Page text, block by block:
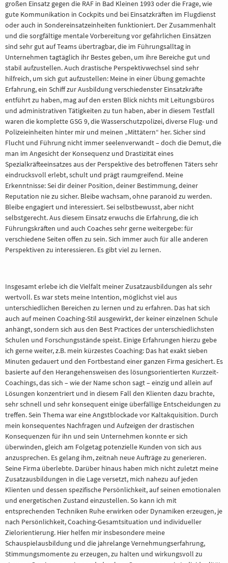
großen Einsatz gegen die RAF in Bad Kleinen 1993 oder die Frage, wie
gute Kommunikation in Cockpits und bei Einsatzkräften im Flugdienst
oder auch in Sondereinsatzeinheiten funktioniert. Der Zusammenhalt
und die sorgfältige mentale Vorbereitung vor gefährlichen Einsätzen
sind sehr gut auf Teams übertragbar, die im Führungsalltag in
Unternehmen tagtäglich ihr Bestes geben, um ihre Bereiche gut und
stabil aufzustellen. Auch drastische Perspektivwechsel sind sehr
hilfreich, um sich gut aufzustellen: Meine in einer Übung gemachte
Erfahrung, ein Schiff zur Ausbildung verschiedenster Einsatzkräfte
entführt zu haben, mag auf den ersten Blick nichts mit Leitungsbüros
und administrativen Tätigkeiten zu tun haben, aber in diesem Testfall
waren die komplette GSG 9, die Wasserschutzpolizei, diverse Flug- und
Polizeieinheiten hinter mir und meinen „Mittätern“ her. Sicher sind
Flucht und Führung nicht immer seelenverwandt – doch die Demut, die
man im Angesicht der Konsequenz und Drastizität eines
Spezialkräfteeinsatzes aus der Perspektive des betroffenen Täters sehr
eindrucksvoll erlebt, schult und prägt raumgreifend. Meine
Erkenntnisse: Sei dir deiner Position, deiner Bestimmung, deiner
Reputation nie zu sicher. Bleibe wachsam, ohne paranoid zu werden.
Bleibe engagiert und interessiert. Sei selbstbewusst, aber nicht
selbstgerecht. Aus diesem Einsatz erwuchs die Erfahrung, die ich
Führungskräften und auch Coaches sehr gerne weitergebe: für
verschiedene Seiten offen zu sein. Sich immer auch für alle anderen
Perspektiven zu interessieren. Es gibt viel zu lernen.
Insgesamt erlebe ich die Vielfalt meiner Zusatzausbildungen als sehr
wertvoll. Es war stets meine Intention, möglichst viel aus
unterschiedlichen Bereichen zu lernen und zu erfahren. Das hat sich
auch auf meinen Coaching-Stil ausgewirkt, der keiner einzelnen Schule
anhängt, sondern sich aus den Best Practices der unterschiedlichsten
Schulen und Forschungsstände speist. Einige Erfahrungen hierzu gebe
ich gerne weiter, z.B. mein kürzestes Coaching: Das hat exakt sieben
Minuten gedauert und den Fortbestand einer ganzen Firma gesichert. Es
basierte auf den Herangehensweisen des lösungsorientierten Kurzzeit-
Coachings, das sich – wie der Name schon sagt – einzig und allein auf
Lösungen konzentriert und in diesem Fall den Klienten dazu brachte,
sehr schnell und sehr konsequent einige überfällige Entscheidungen zu
treffen. Sein Thema war eine Angstblockade vor Kaltakquisition. Durch
mein konsequentes Nachfragen und Aufzeigen der drastischen
Konsequenzen für ihn und sein Unternehmen konnte er sich
überwinden, gleich am Folgetag potenzielle Kunden von sich aus
anzusprechen. Es gelang ihm, zeitnah neue Aufträge zu generieren.
Seine Firma überlebte. Darüber hinaus haben mich nicht zuletzt meine
Zusatzausbildungen in die Lage versetzt, mich nahezu auf jeden
Klienten und dessen spezifische Persönlichkeit, auf seinen emotionalen
und energetischen Zustand einzustellen. So kann ich mit
entsprechenden Techniken Ruhe erwirken oder Dynamiken erzeugen, je
nach Persönlichkeit, Coaching-Gesamtsituation und individueller
Zielorientierung. Hier helfen mir insbesondere meine
Schauspielausbildung und die jahrelange Vernehmungserfahrung,
Stimmungsmomente zu erzeugen, zu halten und wirkungsvoll zu